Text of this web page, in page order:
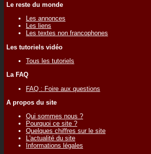
Le reste du monde
Les annonces
Les liens
Les textes non francophones
Les tutoriels vidéo
Tous les tutoriels
La FAQ
FAQ : Foire aux questions
A propos du site
Qui sommes nous ?
Pourquoi ce site ?
Quelques chiffres sur le site
L'actualité du site
Informations légales